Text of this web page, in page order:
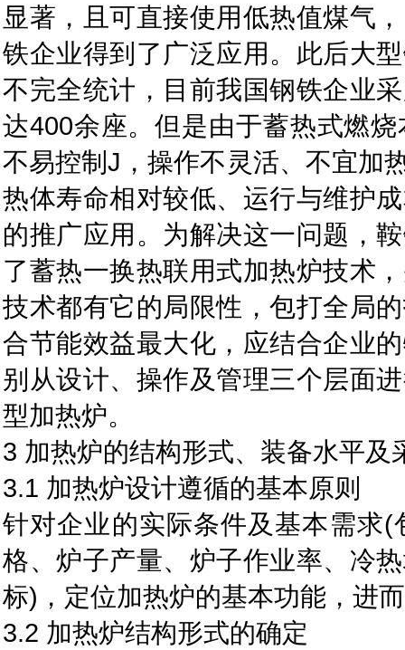
显著，且可直接使用低热值煤气
铁企业得到了广泛应用。此后大
不完全统计，目前我国钢铁企业
达400余座。但是由于蓄热式燃
不易控制J，操作不灵活、不宜加
热体寿命相对较低、运行与维护
的推广应用。为解决这一问题，
了蓄热一换热联用式加热炉技术
技术都有它的局限性，包打全局
合节能效益最大化，应结合企业
别从设计、操作及管理三个层面
型加热炉。
3 加热炉的结构形式、装备水平及
3.1 加热炉设计遵循的基本原则
针对企业的实际条件及基本需求
格、炉子产量、炉子作业率、冷
标)，定位加热炉的基本功能，进
3.2 加热炉结构形式的确定